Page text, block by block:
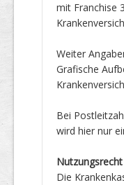
mit Franchise
Weiter
Grafische
Bei
wird hier nur
Nutzungsrecht
Die